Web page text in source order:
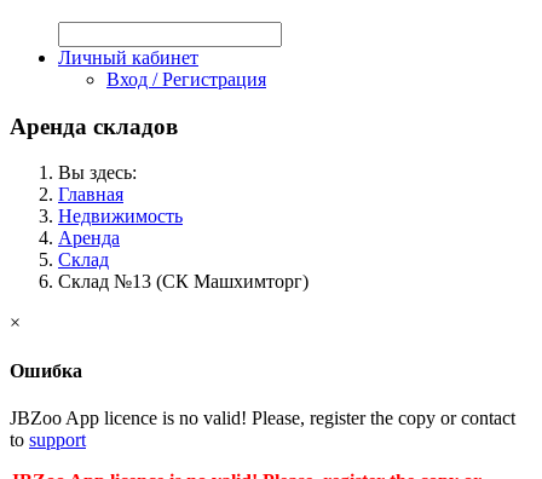
Личный кабинет
Вход / Регистрация
Аренда складов
Вы здесь:
Главная
Недвижимость
Аренда
Склад
Склад №13 (СК Машхимторг)
×
Ошибка
JBZoo App licence is no valid! Please, register the copy or contact
to support